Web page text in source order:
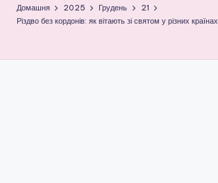
н
г
Домашня 2025 Грудень
21
Різдво без кордонів: як вітають зі святом у різних країнах